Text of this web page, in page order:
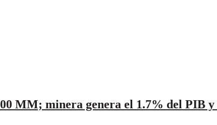
MM; minera genera el 1.7% del PIB y